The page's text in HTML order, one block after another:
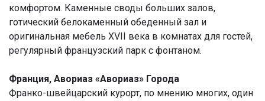
комфортом. Каменные своды больших залов,
готический белокаменный обеденный зал и
оригинальная мебель XVII века в комнатах для гостей,
регулярный французский парк с фонтаном.
Франция, Авориаз «Авориаз» Города
Франко-швейцарский курорт, по мнению многих, один